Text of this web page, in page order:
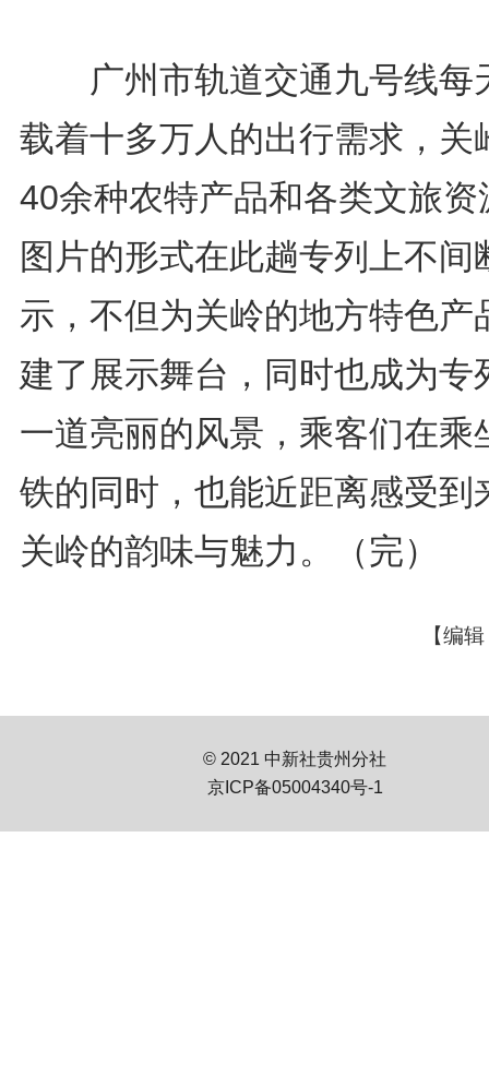
广州市轨道交通九号线每
载着十多万人的出行需求，关
40余种农特产品和各类文旅资
图片的形式在此趟专列上不间
示，不但为关岭的地方特色产
建了展示舞台，同时也成为专
一道亮丽的风景，乘客们在乘
铁的同时，也能近距离感受到
关岭的韵味与魅力。（完）
【编
© 2021 中新社贵州分社
京ICP备05004340号-1